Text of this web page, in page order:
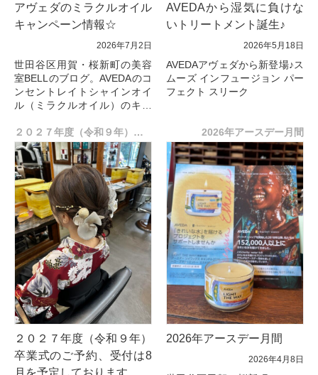
アヴェダのミラクルオイル
キャンペーン情報☆
2026年7月2日
世田谷区用賀・桜新町の美容
室BELLのブログ。AVEDAのコ
ンセントレイトシャインオイ
ル（ミラクルオイル）のキャ
しています！ 大好評のコンセ
ントレー...
AVEDAから湿気に負けな
いトリートメント誕生♪
2026年5月18日
AVEDAアヴェダから新登場♪ス
ムーズ インフュージョン パー
フェクト スリーク
インフュージョン パーフェク
ト スリーク」
は、梅雨時のうねりや広...
２０２７年度（令和９年）卒業式のご予約、受付は8月を予定しております。
２０２７年度（令和９年）
卒業式のご予約、受付は8
月を予定しております。
2026年アースデー月間
2026年アースデー月間
2026年4月8日